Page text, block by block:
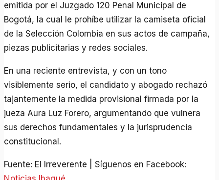
emitida por el Juzgado 120 Penal Municipal de
Bogotá, la cual le prohíbe utilizar la camiseta oficial
de la Selección Colombia en sus actos de campaña,
piezas publicitarias y redes sociales.
En una reciente entrevista, y con un tono
visiblemente serio, el candidato y abogado rechazó
tajantemente la medida provisional firmada por la
jueza Aura Luz Forero, argumentando que vulnera
sus derechos fundamentales y la jurisprudencia
constitucional.
Fuente: El Irreverente | Síguenos en Facebook: